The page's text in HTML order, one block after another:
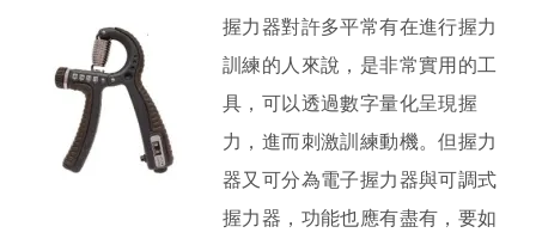
握力器對許多平常有在進行握力
訓練的人來說，是非常實用的工
具，可以透過數字量化呈現握
力，進而刺激訓練動機。但握力
器又可分為電子握力器與可調式
握力器，功能也應有盡有，要如